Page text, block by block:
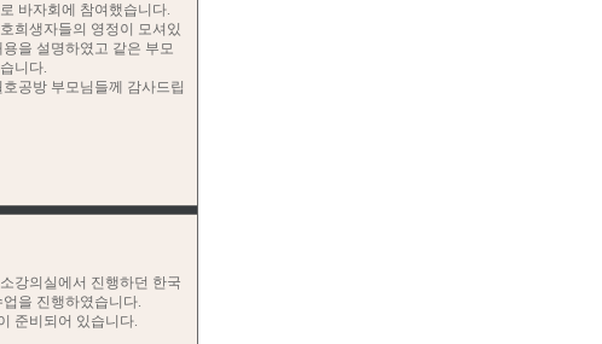
바자회에 참여했습니다.
희생자들의 영정이 모셔있
을 설명하였고 같은 부모
니다.
공방 부모님들께 감사드립
강의실에서 진행하던 한국
을 진행하였습니다.
준비되어 있습니다.